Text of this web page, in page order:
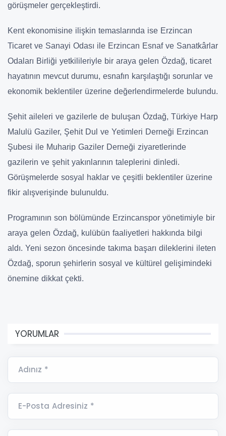
görüşmeler gerçekleştirdi.
Kent ekonomisine ilişkin temaslarında ise Erzincan
Ticaret ve Sanayi Odası ile Erzincan Esnaf ve Sanatkârlar
Odaları Birliği yetkilileriyle bir araya gelen Özdağ, ticaret
hayatının mevcut durumu, esnafın karşılaştığı sorunlar ve
ekonomik beklentiler üzerine değerlendirmelerde bulundu.
Şehit aileleri ve gazilerle de buluşan Özdağ, Türkiye Harp
Malulü Gaziler, Şehit Dul ve Yetimleri Derneği Erzincan
Şubesi ile Muharip Gaziler Derneği ziyaretlerinde
gazilerin ve şehit yakınlarının taleplerini dinledi.
Görüşmelerde sosyal haklar ve çeşitli beklentiler üzerine
fikir alışverişinde bulunuldu.
Programının son bölümünde Erzincanspor yönetimiyle bir
araya gelen Özdağ, kulübün faaliyetleri hakkında bilgi
aldı. Yeni sezon öncesinde takıma başarı dileklerini ileten
Özdağ, sporun şehirlerin sosyal ve kültürel gelişimindeki
önemine dikkat çekti.
YORUMLAR
Adınız *
E-Posta Adresiniz *